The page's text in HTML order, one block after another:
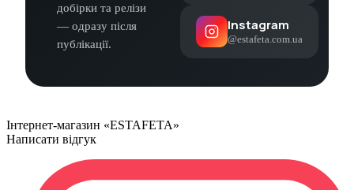
добірки та релізи
— одразу після
публікації.
Instagram
@estafeta.com.ua
Інтернет-магазин «ESTAFETA»
Написати відгук